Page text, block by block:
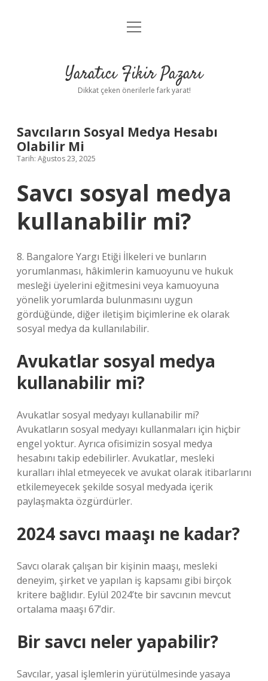
Anasayfa
Yasal Uyarı
menüyü
Yaratıcı Fikir Pazarı
Dikkat çeken önerilerle fark yarat!
Savcıların Sosyal Medya Hesabı
Olabilir Mi
Tarih: Ağustos 23, 2025
Savcı sosyal medya
kullanabilir mi?
8. Bangalore Yargı Etiği İlkeleri ve bunların
yorumlanması, hâkimlerin kamuoyunu ve hukuk
mesleği üyelerini eğitmesini veya kamuoyuna
yönelik yorumlarda bulunmasını uygun
gördüğünde, diğer iletişim biçimlerine ek olarak
sosyal medya da kullanılabilir.
Avukatlar sosyal medya
kullanabilir mi?
Avukatlar sosyal medyayı kullanabilir mi?
Avukatların sosyal medyayı kullanmaları için hiçbir
engel yoktur. Ayrıca ofisimizin sosyal medya
hesabını takip edebilirler. Avukatlar, mesleki
kuralları ihlal etmeyecek ve avukat olarak itibarlarını
etkilemeyecek şekilde sosyal medyada içerik
paylaşmakta özgürdürler.
2024 savcı maaşı ne kadar?
Savcı olarak çalışan bir kişinin maaşı, mesleki
deneyim, şirket ve yapılan iş kapsamı gibi birçok
kritere bağlıdır. Eylül 2024’te bir savcının mevcut
ortalama maaşı 67’dir.
Bir savcı neler yapabilir?
Savcılar, yasal işlemlerin yürütülmesinde yasaya